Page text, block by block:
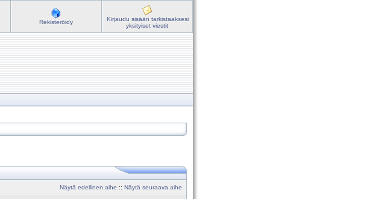
Rekisteröidy
Kirjaudu sisään tarkistaaksesi
yksityiset viestit
Näytä edellinen aihe :: Näytä seuraava aihe